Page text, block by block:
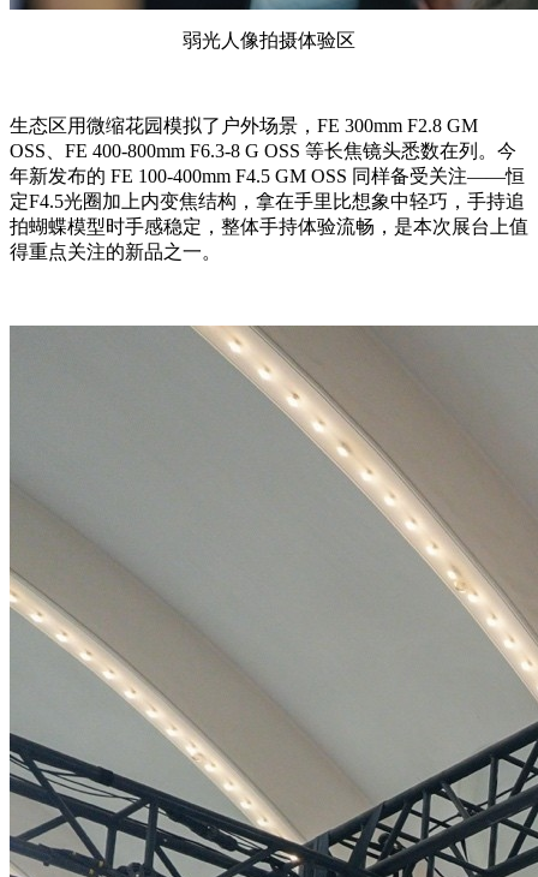
弱光人像拍摄体验区
生态区用微缩花园模拟了户外场景，FE 300mm F2.8 GM
OSS、FE 400-800mm F6.3-8 G OSS 等长焦镜头悉数在列。今
年新发布的 FE 100-400mm F4.5 GM OSS 同样备受关注——恒
定F4.5光圈加上内变焦结构，拿在手里比想象中轻巧，手持追
拍蝴蝶模型时手感稳定，整体手持体验流畅，是本次展台上值
得重点关注的新品之一。